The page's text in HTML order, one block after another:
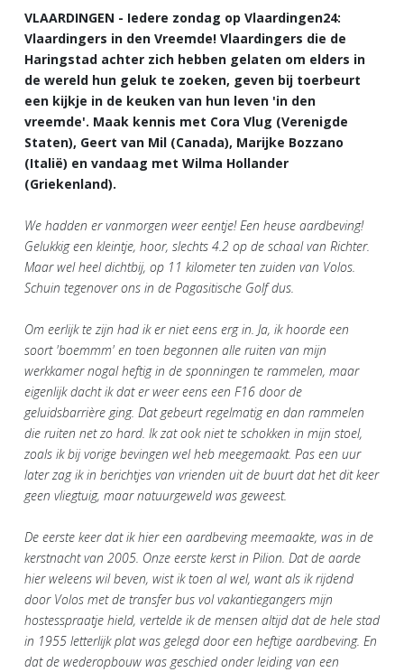
VLAARDINGEN - Iedere zondag op Vlaardingen24:
Vlaardingers in den Vreemde! Vlaardingers die de
Haringstad achter zich hebben gelaten om elders in
de wereld hun geluk te zoeken, geven bij toerbeurt
een kijkje in de keuken van hun leven 'in den
vreemde'. Maak kennis met Cora Vlug (Verenigde
Staten), Geert van Mil (Canada), Marijke Bozzano
(Italië) en vandaag met Wilma Hollander
(Griekenland).
We hadden er vanmorgen weer eentje! Een heuse aardbeving!
Gelukkig een kleintje, hoor, slechts 4.2 op de schaal van Richter.
Maar wel heel dichtbij, op 11 kilometer ten zuiden van Volos.
Schuin tegenover ons in de Pagasitische Golf dus.
Om eerlijk te zijn had ik er niet eens erg in. Ja, ik hoorde een
soort 'boemmm' en toen begonnen alle ruiten van mijn
werkkamer nogal heftig in de sponningen te rammelen, maar
eigenlijk dacht ik dat er weer eens een F16 door de
geluidsbarrière ging. Dat gebeurt regelmatig en dan rammelen
die ruiten net zo hard. Ik zat ook niet te schokken in mijn stoel,
zoals ik bij vorige bevingen wel heb meegemaakt. Pas een uur
later zag ik in berichtjes van vrienden uit de buurt dat het dit keer
geen vliegtuig, maar natuurgeweld was geweest.
De eerste keer dat ik hier een aardbeving meemaakte, was in de
kerstnacht van 2005. Onze eerste kerst in Pilion. Dat de aarde
hier weleens wil beven, wist ik toen al wel, want als ik rijdend
door Volos met de transfer bus vol vakantiegangers mijn
hostesspraatje hield, vertelde ik de mensen altijd dat de hele stad
in 1955 letterlijk plat was gelegd door een heftige aardbeving. En
dat de wederopbouw was geschied onder leiding van een